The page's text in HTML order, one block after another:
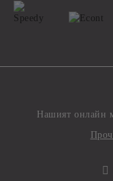
Нашият онлайн